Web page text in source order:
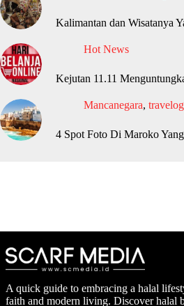
Kalimantan dan Wisatanya
Hot News
Kejutan 11.11
Mancanegara,
4 Spot Foto Di Maroko
A quick guide to embracing a halal
faith and modern living. Discover halal